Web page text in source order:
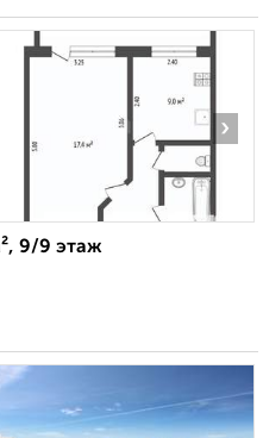
›
9/9 этаж